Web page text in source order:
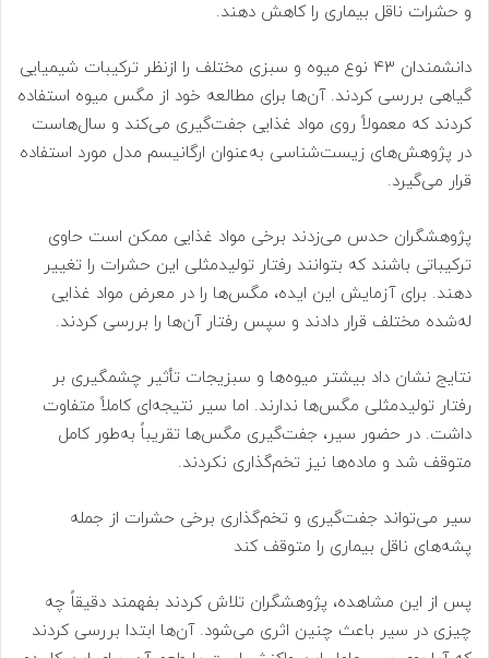
و حشرات ناقل بیماری را کاهش دهند.
دانشمندان ۴۳ نوع میوه و سبزی مختلف را ازنظر ترکیبات شیمیایی
گیاهی بررسی کردند. آن‌ها برای مطالعه خود از مگس میوه استفاده
کردند که معمولاً روی مواد غذایی جفت‌گیری می‌کند و سال‌هاست
در پژوهش‌های زیست‌شناسی به‌عنوان ارگانیسم مدل مورد استفاده
قرار می‌گیرد.
پژوهشگران حدس می‌زدند برخی مواد غذایی ممکن است حاوی
ترکیباتی باشند که بتوانند رفتار تولیدمثلی این حشرات را تغییر
دهند. برای آزمایش این ایده، مگس‌ها را در معرض مواد غذایی
له‌شده مختلف قرار دادند و سپس رفتار آن‌ها را بررسی کردند.
نتایج نشان داد بیشتر میوه‌ها و سبزیجات تأثیر چشمگیری بر
رفتار تولیدمثلی مگس‌ها ندارند. اما سیر نتیجه‌ای کاملاً متفاوت
داشت. در حضور سیر، جفت‌گیری مگس‌ها تقریباً به‌طور کامل
متوقف شد و ماده‌ها نیز تخم‌گذاری نکردند.
سیر می‌تواند جفت‌گیری و تخم‌گذاری برخی حشرات از جمله
پشه‌های ناقل بیماری را متوقف کند
پس از این مشاهده، پژوهشگران تلاش کردند بفهمند دقیقاً چه
چیزی در سیر باعث چنین اثری می‌شود. آن‌ها ابتدا بررسی کردند